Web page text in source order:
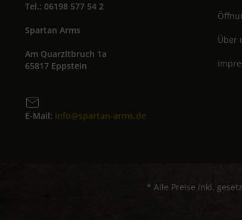
Tel.: 06198 577 54 2
Spartan Arms
Am Quarzitbruch 1a
65817 Eppstein
E-Mail: info@spartan-arms.de
Über
* Alle Preise inkl.